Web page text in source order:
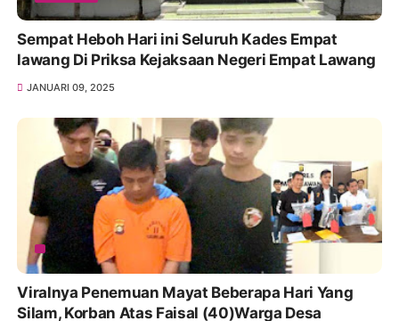
Sempat Heboh Hari ini Seluruh Kades Empat
lawang Di Priksa Kejaksaan Negeri Empat Lawang
JANUARI 09, 2025
Viralnya Penemuan Mayat Beberapa Hari Yang
Silam, Korban Atas Faisal (40)Warga Desa